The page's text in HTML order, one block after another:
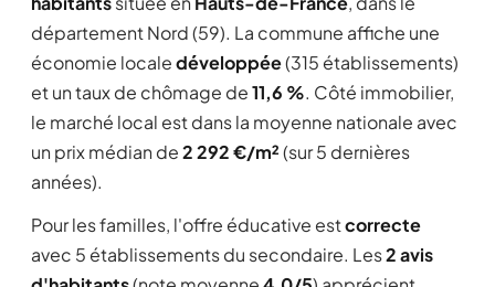
département Nord (59). La commune affiche une
économie localedéveloppée(315 établissements)
et un taux de chômage de11,6 %. Côté immobilier,
le marché local est dans la moyenne nationale avec
un prix médian de2 292 €/m²(sur 5 dernières
années).
Pour les familles, l'offre éducative estcorrecte
avec 5 établissements du secondaire. Les2 avis